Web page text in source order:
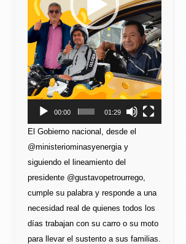
00:00 01:29
El Gobierno nacional, desde el
@ministeriominasyenergia y
siguiendo el lineamiento del
presidente @gustavopetrourrego,
cumple su palabra y responde a una
necesidad real de quienes todos los
días trabajan con su carro o su moto
para llevar el sustento a sus familias.